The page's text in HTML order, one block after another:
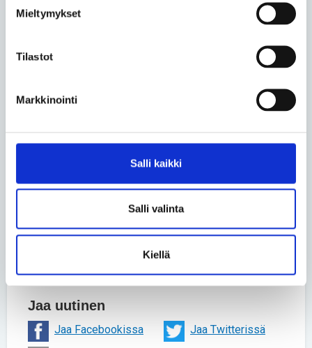
Mieltymykset
Tilastot
Markkinointi
Salli kaikki
Salli valinta
Kiellä
oppimiskokemus väellemme. Esteettömyys on ihan
vuokrattavuuden. Tämä on myös yksi osa
– On hienoa, että Invalidiliitto saa Ilmarisen kaltaisia
esteettömät rakennukset voivat näyttää kauniilta,
Kuva Timo Porthan
Jaa uutinen
Jaa Facebookissa
Jaa Twitterissä